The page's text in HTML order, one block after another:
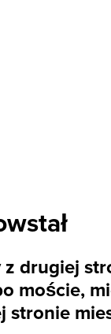
drugiej
moście,
stronie